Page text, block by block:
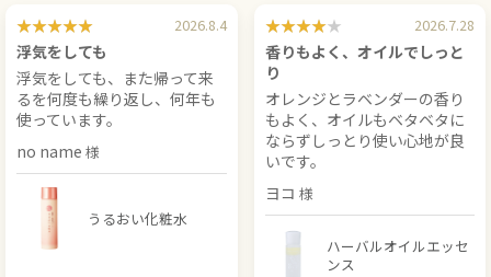
2026.8.4
浮気をしても
浮気をしても、また帰って来
るを何度も繰り返し、何年も
使っています。
no name
うるおい化粧水
2026.7.28
香りもよく、オイルでしっと
り
オレンジとラベンダーの香り
もよく、オイルもベタベタに
ならずしっとり使い心地が良
いです。
ヨコ
ハーバルオイルエッセ
ンス